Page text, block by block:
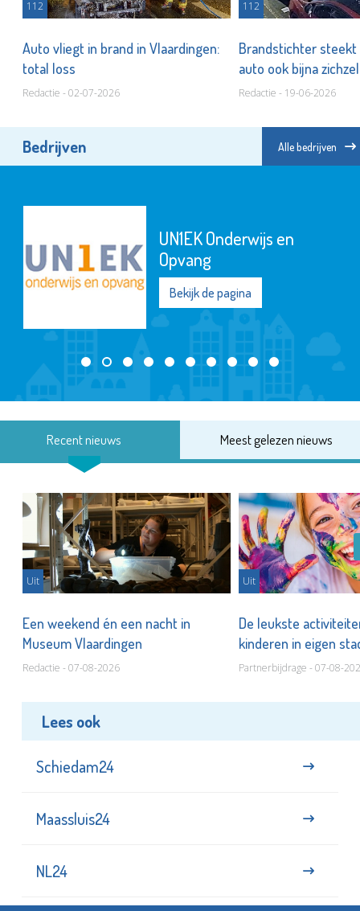
112
Auto vliegt in brand in Vlaardingen:
total loss
Redactie - 02-07-2026
112
Brandstichter steekt
auto ook bijna
Redactie - 19-06-2026
Bedrijven Alle bedrijven
UN1EK Onderwijs en
Opvang
Bekijk de pagina
Recent nieuws Meest gelezen nieuws
Uit
Een weekend én een nacht in
Museum Vlaardingen
Redactie - 07-08-2026
Uit
De leukste
kinderen in eigen
Partnerbijdrage - 07-08-
Lees ook
Schiedam24
Maassluis24
NL24